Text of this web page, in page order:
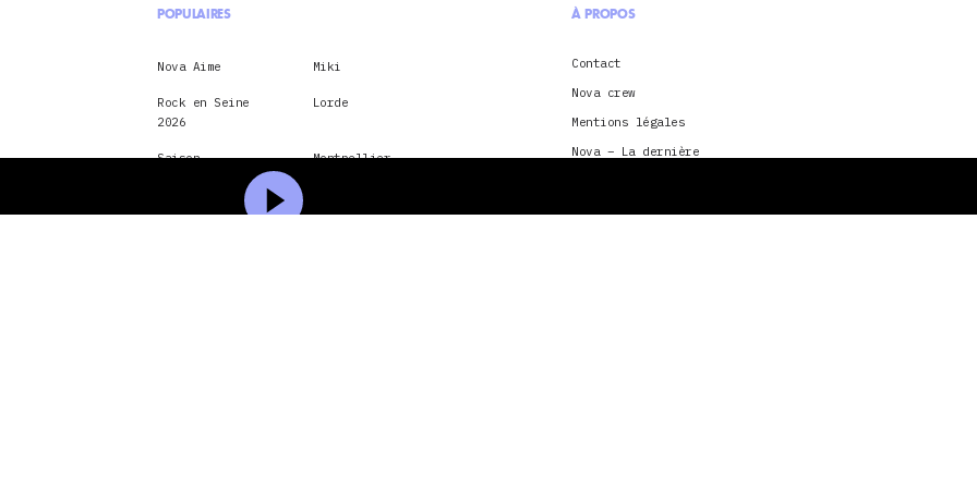
POPULAIRES
Nova Aime Miki
Rock en Seine
2026
Lorde
Saison
méditerranée 2026
Montpellier
Paris
Nick Cave and The
À PROPOS
Contact
Nova crew
Mentions légales
Nova – La dernière